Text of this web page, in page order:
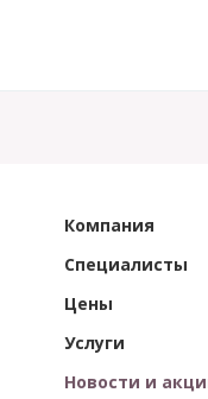
Компания
Специалисты
Цены
Услуги
Новости и